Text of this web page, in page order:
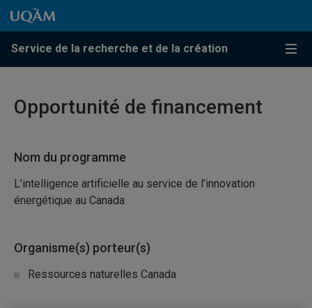
Passer au contenu
Accéder au menu principal
Accéder à la recherche
Passer au contenu
Accéder au menu principal
Service de la recherche et de la création
Menu
Opportunité de financement
Nom du programme
L’intelligence artificielle au service de l’innovation
énergétique au Canada
Organisme(s) porteur(s)
Ressources naturelles Canada